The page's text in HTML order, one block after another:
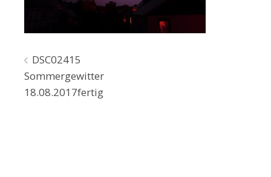
Beitragsnavigation
DSC02415
Sommergewitter
18.08.2017fertig